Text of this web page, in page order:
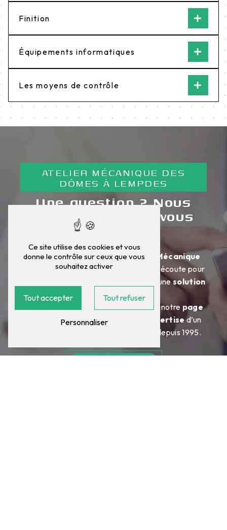
Finition
Équipements informatiques
Les moyens de contrôle
ATELIER MÉCANIQUE DES
DÔMES À LEMPDES
Une question ? Nous
sommes là pour vous
répondre !
N'hésitez pas à contacter l’Atelier Mécanique
des Dômes: notre équipe est à votre écoute pour
étudier votre projet et vous proposer unesolution
adaptéeà vos besoins.
Appelez-nous directement ou utilisez notre page
de contactpour bénéficier de l’ expertised’un
partenaire réactif, fiable et reconnu depuis 1995.
Ce site utilise des cookies et vous
donne le contrôle sur ceux que vous
souhaitez activer
Tout accepter Tout refuser
Personnaliser